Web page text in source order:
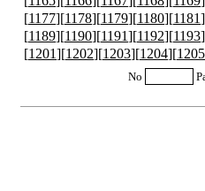
[1177][1178][1179][1180][1181
[1189][1190][1191][1192][1193
[1201][1202][1203][1204][1205
No